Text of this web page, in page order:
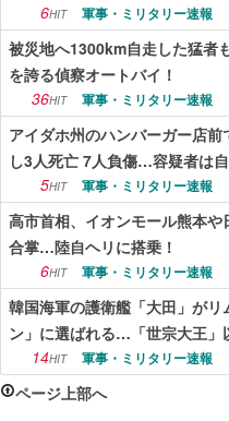
6HIT 軍事・ミリタリー速報
被災地へ1300km自走した猛者
を誇る偵察オートバイ！
36HIT 軍事・ミリタリー速報
アイダホ州のハンバーガー店
し3人死亡 7人負傷…容疑者は自
5HIT 軍事・ミリタリー速報
高市首相、イオンモール熊本
合掌…陸自ヘリに搭乗！
6HIT 軍事・ミリタリー速報
韓国海軍の護衛艦「大田」が
ン」に選ばれる…「世宗大王」
14HIT 軍事・ミリタリー速報
ページ上部へ